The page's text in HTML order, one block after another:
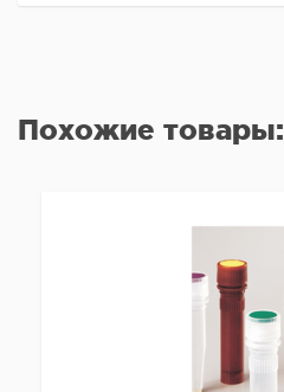
Похожие товары: